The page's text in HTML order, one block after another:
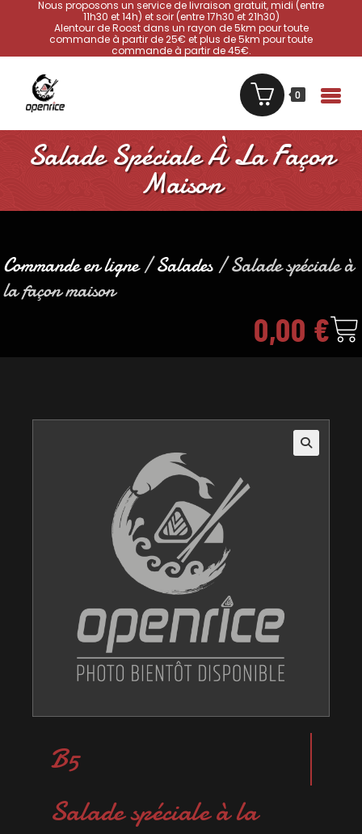
Nous proposons un service de livraison gratuit, midi (entre
11h30 et 14h) et soir (entre 17h30 et 21h30)
Alentour de Roost dans un rayon de 5km pour toute
commande à partir de 25€ et plus de 5km pour toute
commande à partir de 45€.
0
Salade Spéciale À La Façon
Maison
Commande en ligne/Salades/ Salade spéciale à
la façon maison
0,00 €
B5
Salade spéciale à la